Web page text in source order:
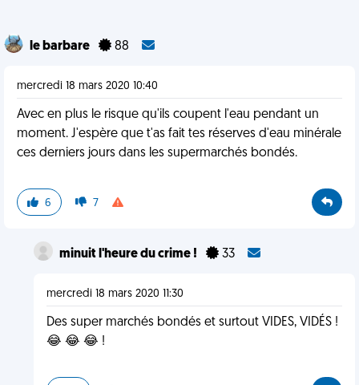
le barbare 88
mercredi 18 mars 2020 10:40
Avec en plus le risque qu'ils coupent l'eau pendant un
moment. J'espère que t'as fait tes réserves d'eau minérale
ces derniers jours dans les supermarchés bondés.
6 7
minuit l'heure du crime ! 33
mercredi 18 mars 2020 11:30
Des super marchés bondés et surtout VIDES, VIDÉS !
😂 😂 😂 !